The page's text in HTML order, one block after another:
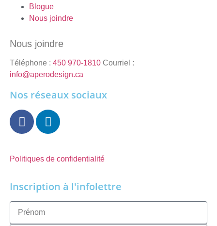
Blogue
Nous joindre
Nous joindre
Téléphone : 450 970-1810 Courriel :
info@aperodesign.ca
Nos réseaux sociaux
Politiques de confidentialité
Inscription à l'infolettre